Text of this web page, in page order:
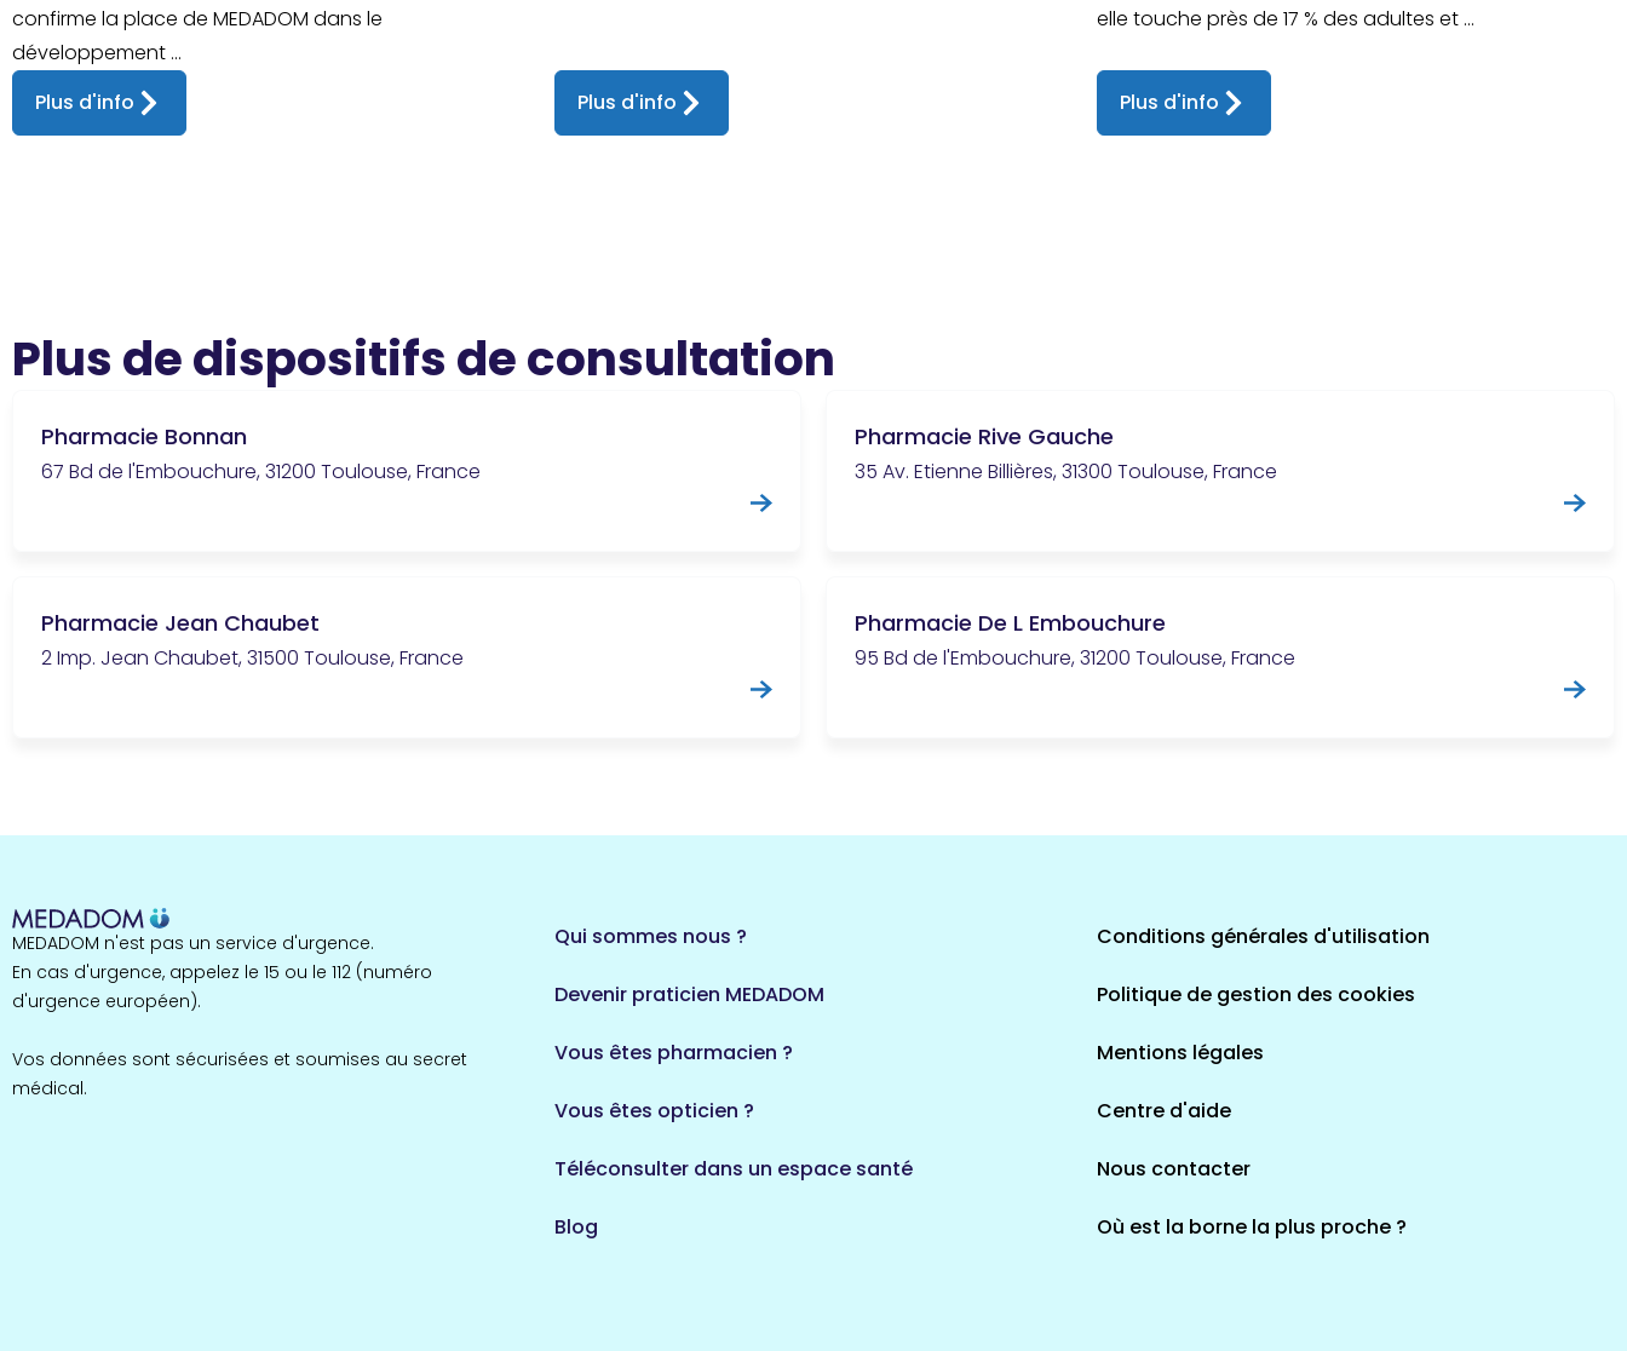
confirme la place de MEDADOM dans le
développement ...
Plus d'info
Plus d'info
elle touche près de 17 % des adultes et ...
Plus d'info
Plus de dispositifs de consultation
Pharmacie Bonnan
67 Bd de l'Embouchure, 31200 Toulouse, France
Pharmacie Rive Gauche
35 Av. Etienne Billières, 31300 Toulouse, France
Pharmacie Jean Chaubet
2 Imp. Jean Chaubet, 31500 Toulouse, France
Pharmacie De L Embouchure
95 Bd de l'Embouchure, 31200 Toulouse, France
MEDADOM n'est pas un service d'urgence.
En cas d'urgence, appelez le 15 ou le 112 (numéro
d'urgence européen).
Vos données sont sécurisées et soumises au secret
médical.
Qui sommes nous ?
Devenir praticien MEDADOM
Vous êtes pharmacien ?
Vous êtes opticien ?
Téléconsulter dans un espace santé
Blog
Conditions générales d'utilisation
Politique de gestion des cookies
Mentions légales
Centre d'aide
Nous contacter
Où est la borne la plus proche ?